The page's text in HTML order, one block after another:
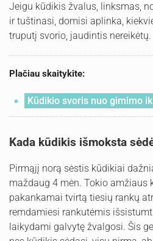
Jeigu kūdikis žvalus, linksmas,
ir tuštinasi, domisi aplinka,
truputį svorio, jaudintis nereikėtų.
Plačiau skaitykite:
Kūdikio svoris nuo gimimo
Kada kūdikis išmoksta
Pirmąjį norą sėstis kūdikiai
maždaug 4 mėn. Tokio amžiaus
pakankamai tvirtą tiesių rankų
remdamiesi rankutėmis
laikydami galvytę žvalgosi. Šis